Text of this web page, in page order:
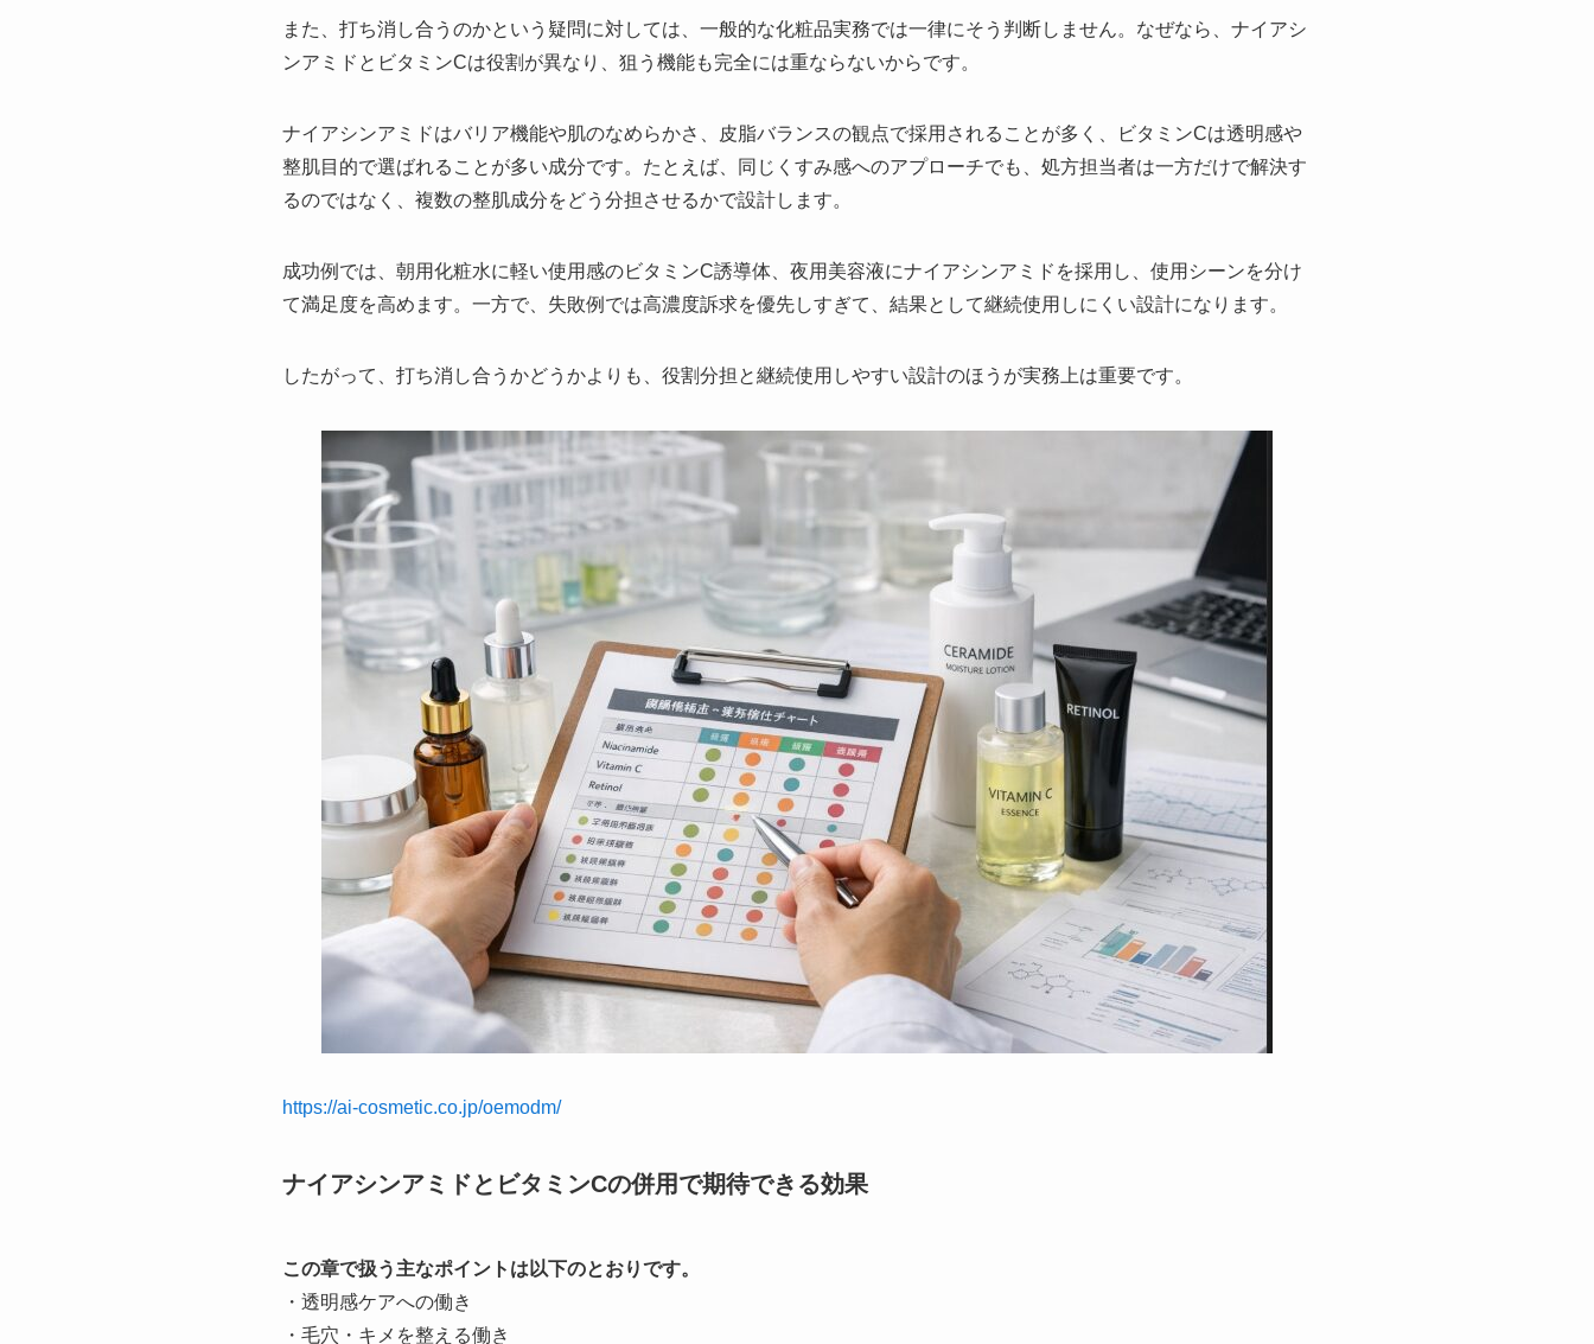
また、打ち消し合うのかという疑問に対しては、一般的な化粧品実務では一律にそう判断しません。なぜなら、ナイアシ
ンアミドとビタミンCは役割が異なり、狙う機能も完全には重ならないからです。
ナイアシンアミドはバリア機能や肌のなめらかさ、皮脂バランスの観点で採用されることが多く、ビタミンCは透明感や
整肌目的で選ばれることが多い成分です。たとえば、同じくすみ感へのアプローチでも、処方担当者は一方だけで解決す
るのではなく、複数の整肌成分をどう分担させるかで設計します。
成功例では、朝用化粧水に軽い使用感のビタミンC誘導体、夜用美容液にナイアシンアミドを採用し、使用シーンを分け
て満足度を高めます。一方で、失敗例では高濃度訴求を優先しすぎて、結果として継続使用しにくい設計になります。
したがって、打ち消し合うかどうかよりも、役割分担と継続使用しやすい設計のほうが実務上は重要です。
https://ai-cosmetic.co.jp/oemodm/
ナイアシンアミドとビタミンCの併用で期待できる効果
この章で扱う主なポイントは以下のとおりです。
・透明感ケアへの働き
・毛穴・キメを整える働き